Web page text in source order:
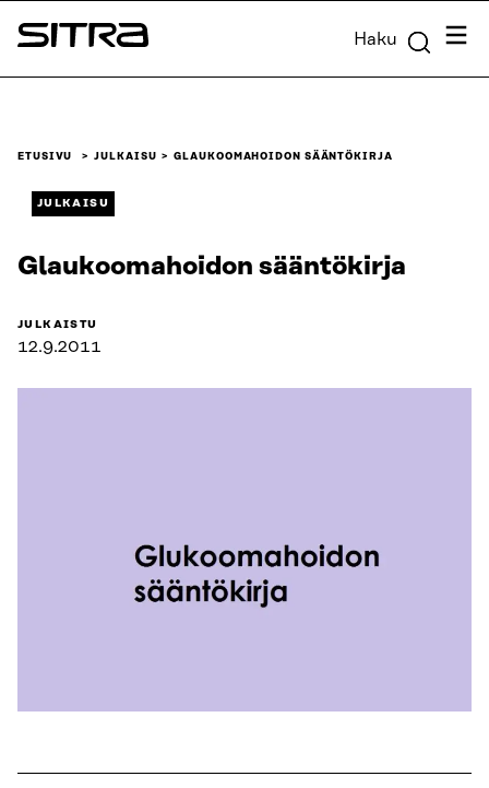
Siirry
suoraan
Sitra Haku
ETUSIVU JULKAISU GLAUKOOMAHOIDON SÄÄNTÖKIRJA
JULKAISU
Glaukoomahoidon sääntökirja
JULKAISTU
12.9.2011